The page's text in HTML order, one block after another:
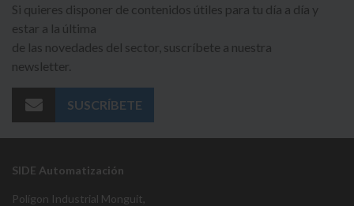
Si quieres disponer de contenidos útiles para tu día a día y
estar a la última
de las novedades del sector, suscríbete a nuestra
newsletter.
SUSCRÍBETE
SIDE Automatización
Polígon Industrial Monguit,